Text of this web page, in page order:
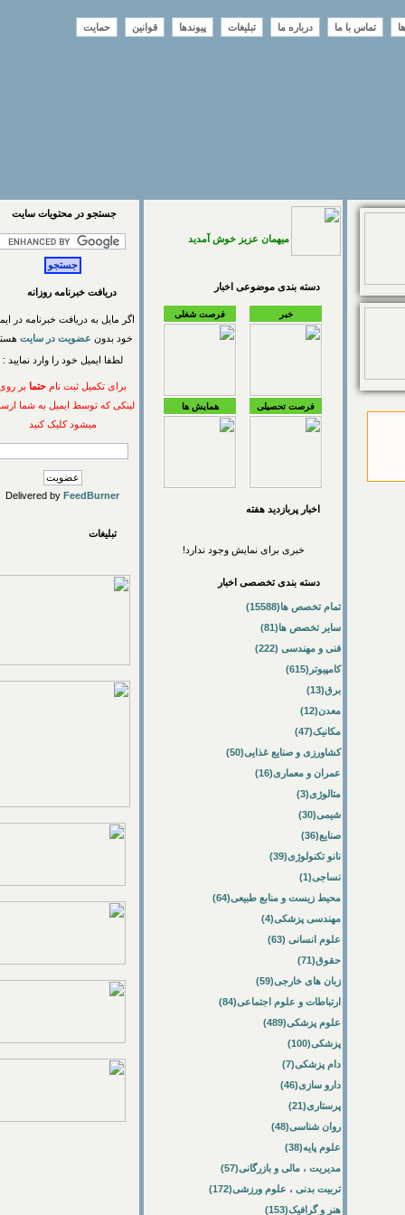
تماس با ما درباره ما تبلیغات پیوندها قوانین حمایت
میهمان عزیز خوش آمدید
دسته بندی موضوعی اخبار
فرصت شغلی
فرصت تحصیلی همایش ها
اخبار پربازديد هفته
خبری برای نمایش وجود ندارد!
دسته بندی تخصصی اخبار
تمام تخصص ها(15588)
سایر تخصص ها(81)
فنی و مهندسی (222)
کامپیوتر(615)
برق(13)
معدن(12)
مکانیک(47)
کشاورزی و صنایع غذایی(50)
عمران و معماری(16)
متالوژی(3)
شیمی(30)
صنایع(36)
نانو تکنولوژی(39)
نساجی(1)
محیط زیست و منابع طبیعی(64)
مهندسی پزشکی(4)
علوم انسانی (63)
حقوق(71)
زبان های خارجی(59)
ارتباطات و علوم اجتماعی(84)
علوم پزشکی(489)
پزشکی(100)
دام پزشکی(7)
دارو سازی(46)
پرستاری(21)
روان شناسی(48)
علوم پایه(38)
مدیریت ، مالی و بازرگانی(57)
تربیت بدنی ، علوم ورزشی(172)
هنر و گرافیک(153)
جستجو در محتويات سايت
دریافت خبرنامه روزانه
اگر مایل به دریافت خبرنامه در ایمیل
خود بدونعضویت در سایتهستید
لطفا ایمیل خود را وارد نمایید :
برای تکمیل ثبت نام حتمابر روی
لینکی که توسط ایمیل به شما ارسال
میشود کلیک کنید
Delivered byFeedBurner
تبلیغات